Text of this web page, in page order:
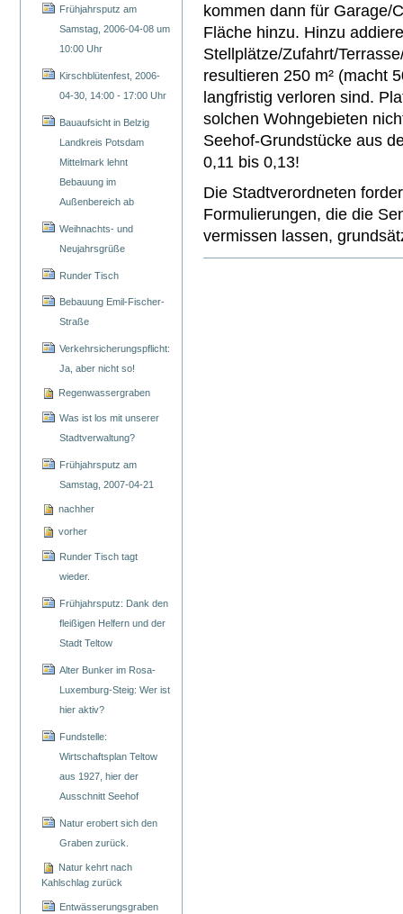
Frühjahrsputz am
Samstag, 2006-04-08 um
10:00 Uhr
Kirschblütenfest, 2006-
04-30, 14:00 - 17:00 Uhr
Bauaufsicht in Belzig
Landkreis Potsdam
Mittelmark lehnt
Bebauung im
Außenbereich ab
Weihnachts- und
Neujahrsgrüße
Runder Tisch
Bebauung Emil-Fischer-
Straße
Verkehrsicherungspflicht:
Ja, aber nicht so!
Regenwassergraben
Was ist los mit unserer
Stadtverwaltung?
Frühjahrsputz am
Samstag, 2007-04-21
nachher
vorher
Runder Tisch tagt
wieder.
Frühjahrsputz: Dank den
fleißigen Helfern und der
Stadt Teltow
Alter Bunker im Rosa-
Luxemburg-Steig: Wer ist
hier aktiv?
Fundstelle:
Wirtschaftsplan Teltow
aus 1927, hier der
Ausschnitt Seehof
Natur erobert sich den
Graben zurück.
Natur kehrt nach
Kahlschlag zurück
Entwässerungsgraben
kommen dann für Garage/
Fläche hinzu. Hinzu
Stellplätze/Zufahrt/
resultieren 250 m² (macht
langfristig verloren sind.
solchen Wohngebieten
Seehof-Grundstücke aus
0,11 bis 0,13!
Die Stadtverordneten
Formulierungen, die die
vermissen lassen,